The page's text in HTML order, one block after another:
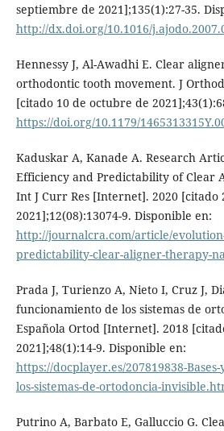
septiembre de 2021];135(1):27-35.
http://dx.doi.org/10.1016/
Hennessy J, Al-Awadhi E. Clear
orthodontic tooth movement. J
[citado 10 de octubre de
https://doi.org/10.1179/
Kaduskar A, Kanade A. Research
Efficiency and Predictability of Clear
Int J Curr Res [Internet]. 2020 [citado
2021];12(08):13074-9. Disponible en:
http://journalcra.com/article/
predictability-clear-aligner-therapy-
Prada J, Turienzo A, Nieto I, Cruz J,
funcionamiento de los sistemas de
Española Ortod [Internet]. 2018
2021];48(1):14-9. Disponible en:
https://docplayer.es/207819838-
los-sistemas-de-ortodoncia-
Putrino A, Barbato E, Galluccio G.